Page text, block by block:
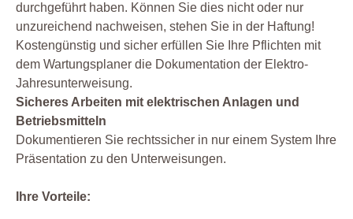
durchgeführt haben. Können Sie dies nicht oder nur
unzureichend nachweisen, stehen Sie in der Haftung!
Kostengünstig und sicher erfüllen Sie Ihre Pflichten mit
dem Wartungsplaner die Dokumentation der Elektro-
Jahresunterweisung.
Sicheres Arbeiten mit elektrischen Anlagen und
Betriebsmitteln
Dokumentieren Sie rechtssicher in nur einem System Ihre
Präsentation zu den Unterweisungen.
Ihre Vorteile: